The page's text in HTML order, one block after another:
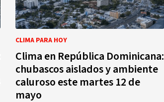
CLIMA PARA HOY
Clima en República Dominicana:
chubascos aislados y ambiente
caluroso este martes 12 de
mayo